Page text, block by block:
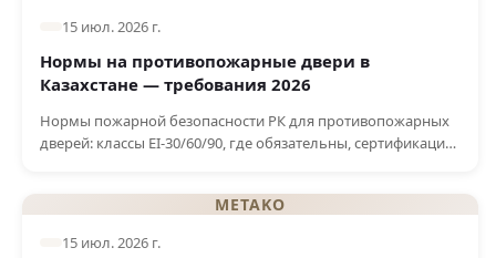
15 июл. 2026 г.
Нормы на противопожарные двери в
Казахстане — требования 2026
Нормы пожарной безопасности РК для противопожарных
дверей: классы EI-30/60/90, где обязательны, сертификация,
METAKO
15 июл. 2026 г.